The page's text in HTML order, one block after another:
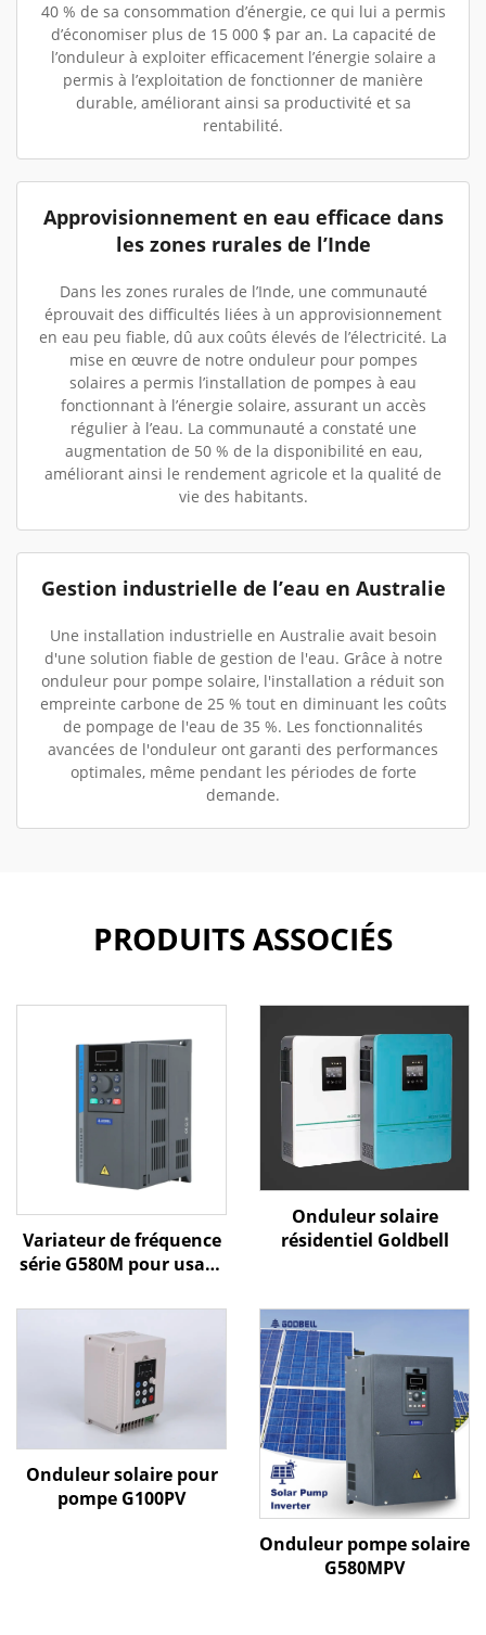
40 % de sa consommation d’énergie, ce qui lui a permis
d’économiser plus de 15 000 $ par an. La capacité de
l’onduleur à exploiter efficacement l’énergie solaire a
permis à l’exploitation de fonctionner de manière
durable, améliorant ainsi sa productivité et sa
rentabilité.
Approvisionnement en eau efficace dans
les zones rurales de l’Inde
Dans les zones rurales de l’Inde, une communauté
éprouvait des difficultés liées à un approvisionnement
en eau peu fiable, dû aux coûts élevés de l’électricité. La
mise en œuvre de notre onduleur pour pompes
solaires a permis l’installation de pompes à eau
fonctionnant à l’énergie solaire, assurant un accès
régulier à l’eau. La communauté a constaté une
augmentation de 50 % de la disponibilité en eau,
améliorant ainsi le rendement agricole et la qualité de
vie des habitants.
Gestion industrielle de l’eau en Australie
Une installation industrielle en Australie avait besoin
d'une solution fiable de gestion de l'eau. Grâce à notre
onduleur pour pompe solaire, l'installation a réduit son
empreinte carbone de 25 % tout en diminuant les coûts
de pompage de l'eau de 35 %. Les fonctionnalités
avancées de l'onduleur ont garanti des performances
optimales, même pendant les périodes de forte
demande.
PRODUITS ASSOCIÉS
Variateur de fréquence
série G580M pour usage
Onduleur solaire
résidentiel Goldbell
Onduleur solaire pour
pompe G100PV
Onduleur pompe solaire
G580MPV